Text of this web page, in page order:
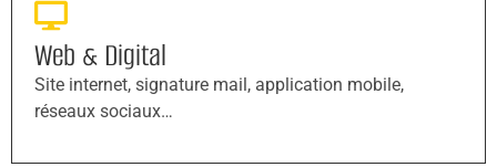
Web & Digital
Site internet, signature mail, application mobile,
réseaux sociaux…